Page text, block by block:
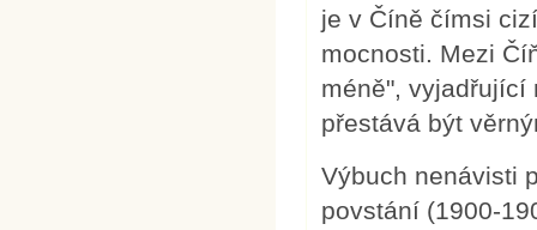
je v Číně čímsi
mocnosti. Mezi
méně", vyjadřující
přestává být
Výbuch nenávisti
povstání (1900-